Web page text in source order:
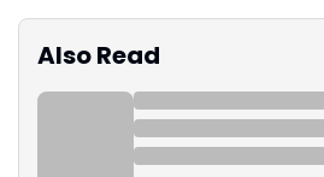
Also Read